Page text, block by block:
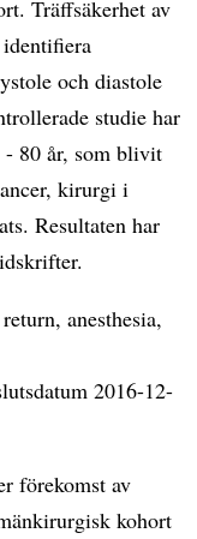
Träffsäkerhet av
och diastole
studie har
- 80 år, som blivit
kirurgi i
Resultaten har
anesthesia,
2016-12-
förekomst av
kohort